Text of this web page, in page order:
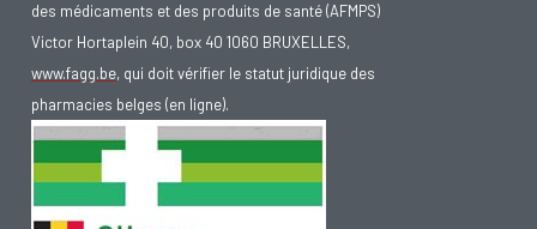
des médicaments et des produits de santé (AFMPS)
Victor Hortaplein 40, box 40 1060 BRUXELLES,
www.fagg.be, qui doit vérifier le statut juridique des
pharmacies belges (en ligne).